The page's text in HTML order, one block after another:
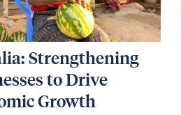
Strengthening
to Drive
Growth